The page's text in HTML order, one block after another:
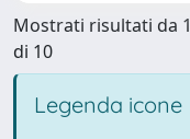
Mostrati risultati da
di 10
Legenda icone